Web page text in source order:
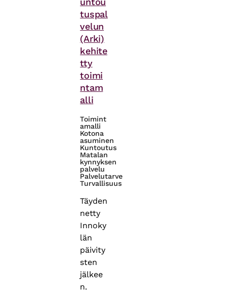
tuspal
velun
(Arki)
kehite
tty
toimi
ntam
alli
Toimint
amalli
Kotona
asuminen
Kuntoutus
Matalan
kynnyksen
palvelu
Palvelutarve
Turvallisuus
Täyden
netty
Innoky
län
päivity
sten
jälkee
n.